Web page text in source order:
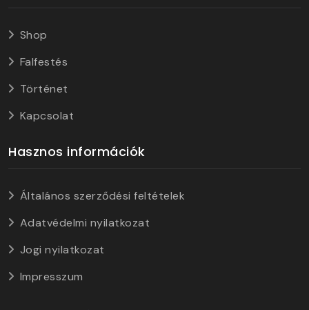
Shop
Falfestés
Történet
Kapcsolat
Hasznos információk
Általános szerződési feltételek
Adatvédelmi nyilatkozat
Jogi nyilatkozat
Impresszum